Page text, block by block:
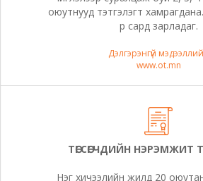
оюутнууд тэтгэлэгт
р сард зарладаг.
Дэлгэрэнгүй
www.ot.mn
ТӨГСӨГЧДИЙН НЭРЭМЖИТ
Нэг хичээлийн жилд 20 оюутан